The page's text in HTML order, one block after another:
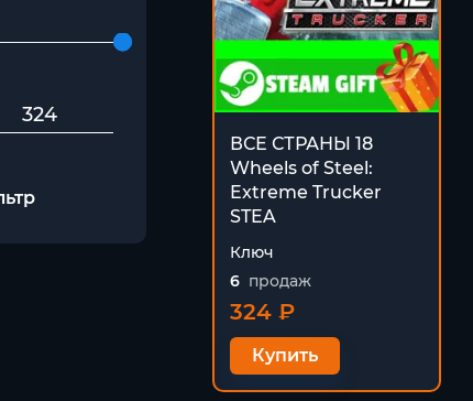
ВСЕ СТРАНЫ 18
Wheels of Steel:
Extreme Trucker
STEA
Ключ
6 продаж
324 ₽
Купить